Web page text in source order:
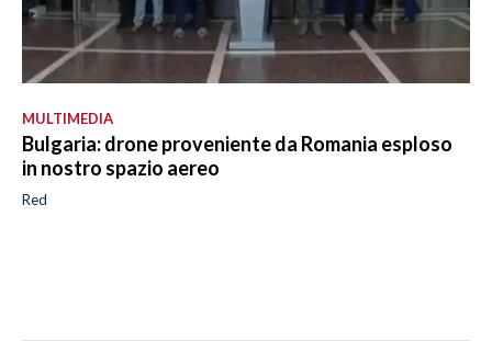
MULTIMEDIA
Bulgaria: drone proveniente da Romania esploso
in nostro spazio aereo
Red